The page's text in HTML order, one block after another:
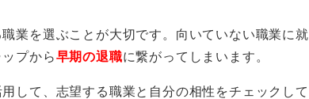
十分です。
用意しておくことで「今日はこの3社だけ」など
くだけで終わらせない姿勢が成果を左右します。
業を選ぶことが大切です。向いていない職業に就
プから早期の退職に繋がってしまいます。
用して、志望する職業と自分の相性をチェックして